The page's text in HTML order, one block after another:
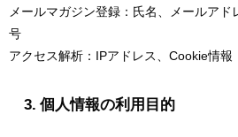
メールマガジン登録：氏名、メールアド
号
アクセス解析：IPアドレス、Cookie情報
3. 個人情報の利用目的